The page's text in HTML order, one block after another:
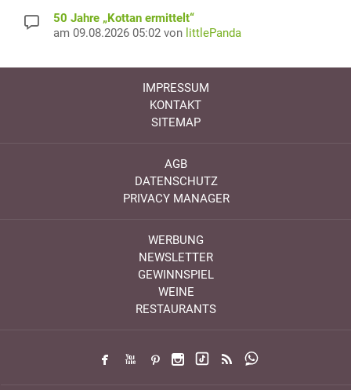
50 Jahre „Kottan ermittelt“
am 09.08.2026 05:02 von littlePanda
IMPRESSUM
KONTAKT
SITEMAP
AGB
DATENSCHUTZ
PRIVACY MANAGER
WERBUNG
NEWSLETTER
GEWINNSPIEL
WEINE
RESTAURANTS